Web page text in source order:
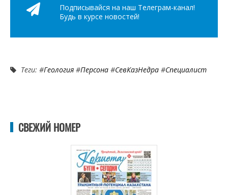
Подписывайся на наш Телеграм-канал!
Будь в курсе новостей!
Теги: #Геология #Персона #СевКазНедра #Специалист
СВЕЖИЙ НОМЕР